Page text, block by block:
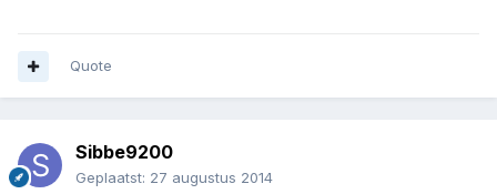
Quote
Sibbe9200
Geplaatst: 27 augustus 2014